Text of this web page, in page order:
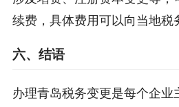
续费，具体费用可以向当地税
六、结语
办理青岛税务变更是每个企业